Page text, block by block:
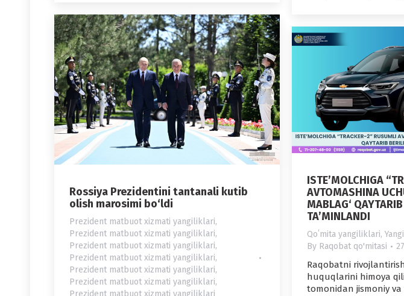
Rossiya Prezidentini tantanali kutib
olish marosimi bo‘ldi
Prezident matbuot xizmati yangiliklari,
Prezident matbuot xizmati yangiliklari,
Prezident matbuot xizmati yangiliklari,
Prezident matbuot xizmati yangiliklari,
Prezident matbuot xizmati yangiliklari,
Prezident matbuot xizmati yangiliklari,
Prezident matbuot xizmati yangiliklari
ISTE’MOLCHIGA
AVTOMASHINA
MABLAG‘
TA’MINLANDI
Qoʻmita yangiliklari,
By Raqobat qo'mitasi
Raqobatni
huquqlarini himoya
tomonidan jismoniy